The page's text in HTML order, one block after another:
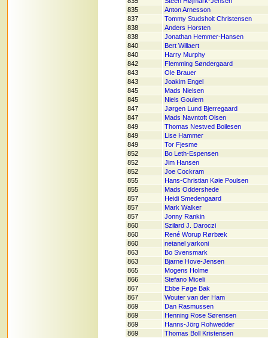
835
Anton Arnesson
837
Tommy Studsholt Christensen
838
Anders Horsten
838
Jonathan Hemmer-Hansen
840
Bert Willaert
840
Harry Murphy
842
Flemming Søndergaard
843
Ole Brauer
843
Joakim Engel
845
Mads Nielsen
845
Niels Goulem
847
Jørgen Lund Bjerregaard
847
Mads Navntoft Olsen
849
Thomas Nestved Boilesen
849
Lise Hammer
849
Tor Fjesme
852
Bo Leth-Espensen
852
Jim Hansen
852
Joe Cockram
855
Hans-Christian Køie Poulsen
855
Mads Oddershede
857
Heidi Smedengaard
857
Mark Walker
857
Jonny Rankin
860
Szilard J. Daroczi
860
René Worup Rørbæk
860
netanel yarkoni
863
Bo Svensmark
863
Bjarne Hove-Jensen
865
Mogens Holme
866
Stefano Miceli
867
Ebbe Føge Bak
867
Wouter van der Ham
869
Dan Rasmussen
869
Henning Rose Sørensen
869
Hanns-Jörg Rohwedder
869
Thomas Boll Kristensen